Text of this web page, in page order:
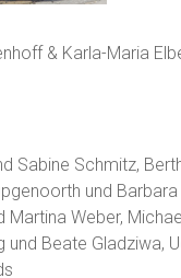
& Karla-Maria
Sabine Schmitz,
und Barbara
Martina Weber,
und Beate Gladziwa,